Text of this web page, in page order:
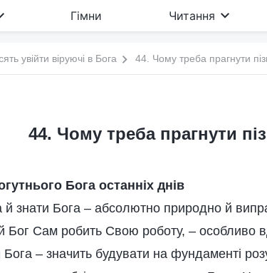
Гімни Читання
увійти віруючі в Бога 44. Чому треба прагнути
44. Чому треба прагнути
Бога останніх днів
й знати Бога – абсолютно природно й
Бог Сам робить Свою роботу, – особливо
– значить будувати на фундаменті